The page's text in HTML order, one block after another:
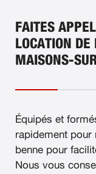
FAITES
LOCATION
MAISONS-
Équipés et
rapidement pour
benne pour
Nous vous